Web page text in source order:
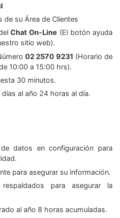
su Área de Clientes
Chat On-Line (El botón ayuda
sitio web).
02 2570 9231 (Horario de
10:00 a 15:00 hrs).
30 minutos.
al año 24 horas al día.
datos en configuración para
para asegurar su información.
para asegurar la
al año 8 horas acumuladas.